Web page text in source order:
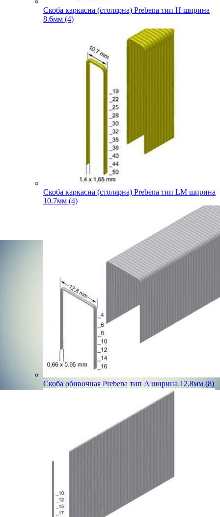
Скоба каркасна (столярна) Prebena тип H ширина
8.6мм (4)
Скоба каркасна (столярна) Prebena тип LM ширина
10.7мм (4)
Скоба обивочная Prebena тип A ширина 12.8мм (8)